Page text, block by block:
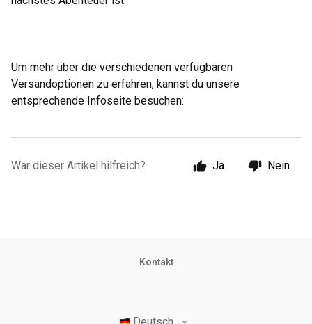
Um mehr über die verschiedenen verfügbaren
Versandoptionen zu erfahren, kannst du unsere
entsprechende Infoseite besuchen:
War dieser Artikel hilfreich? Ja Nein
Kontakt